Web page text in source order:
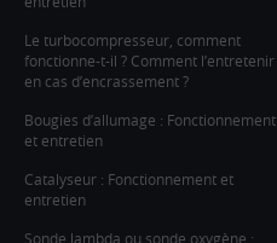
Le turbocompresseur, comment
fonctionne-t-il ? Comment l’entretenir
en cas d’encrassement ?
Bougies d’allumage : Fonctionnement
et entretien
Catalyseur : Fonctionnement et
entretien
Sonde lambda ou sonde oxygène :